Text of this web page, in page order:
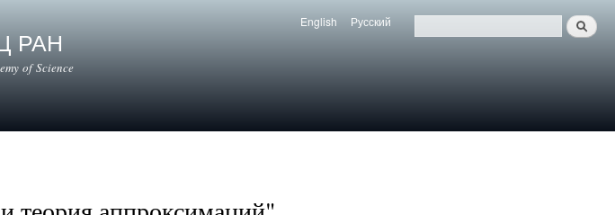
РАН
of Science
Язык
English Русский
Поиск
Search